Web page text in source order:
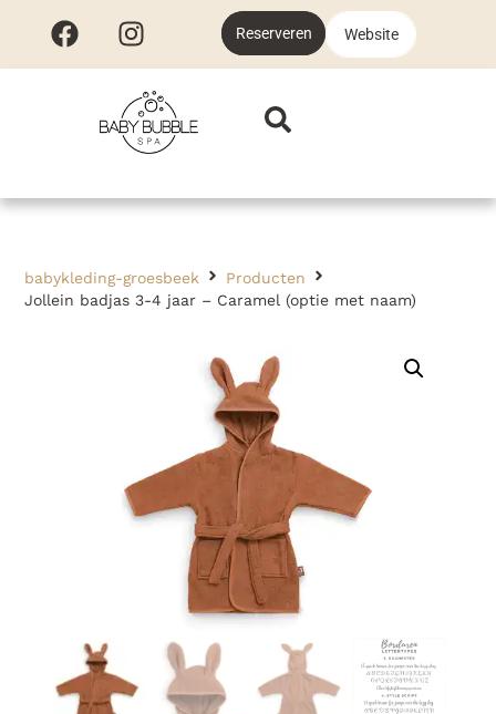
Reserveren Website
babykleding-groesbeek
Producten
Jollein badjas 3-4 jaar – Caramel (optie met naam)